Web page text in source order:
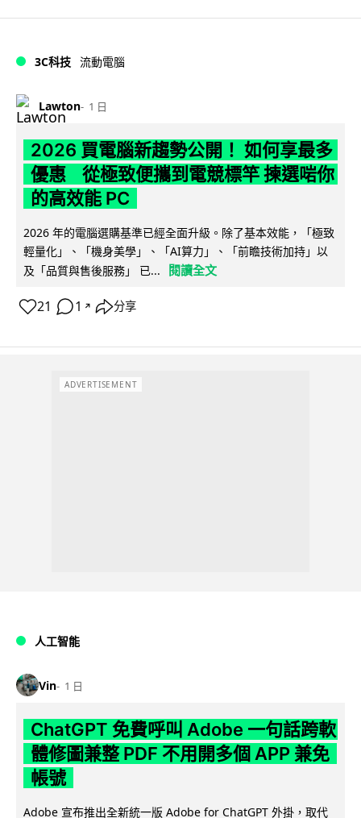
3C科技 流動電腦
Lawton 1 日
2026 買電腦新趨勢公開！ 如何享最多
優惠 從極致便攜到電競標竿 揀選啱你
的高效能 PC
2026 年的電腦選購基準已經全面升級。除了基本效能，「極致
輕量化」、「機身美學」、「AI算力」、「前瞻技術加持」以
及「品質與售後服務」 已...
閱讀全文
21 1 ↗ 分享
ADVERTISEMENT
人工智能
Vin 1 日
ChatGPT 免費呼叫 Adobe 一句話跨軟
體修圖兼整 PDF 不用開多個 APP 兼免
帳號
Adobe 宣布推出全新統一版 Adobe for ChatGPT 外掛，取代